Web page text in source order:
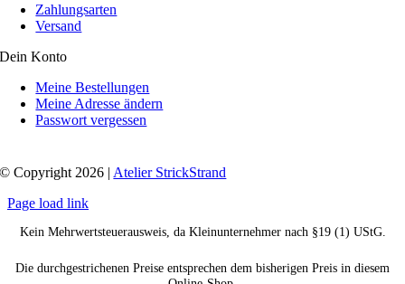
Zahlungsarten
Versand
Dein Konto
Meine Bestellungen
Meine Adresse ändern
Passwort vergessen
© Copyright 2026 | Atelier StrickStrand
Page load link
Kein Mehrwertsteuerausweis, da Kleinunternehmer nach §19 (1) UStG.
Die durchgestrichenen Preise entsprechen dem bisherigen Preis in diesem